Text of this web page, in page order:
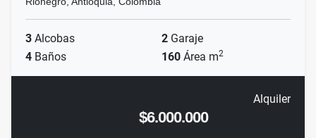
3 Alcobas 2 Garaje
4 Baños 160 Área m2
Alquiler
$6.000.000